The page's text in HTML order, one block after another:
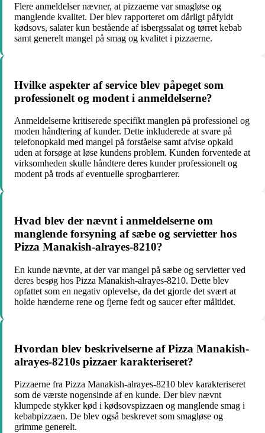
Flere anmeldelser nævner, at pizzaerne var smagløse og
manglende kvalitet. Der blev rapporteret om dårligt påfyldt
kødsovs, salater kun bestående af isbergssalat og tørret kebab
samt generelt mangel på smag og kvalitet i pizzaerne.
Hvilke aspekter af service blev påpeget som
professionelt og modent i anmeldelserne?
Anmeldelserne kritiserede specifikt manglen på professionel og
moden håndtering af kunder. Dette inkluderede at svare på
telefonopkald med mangel på forståelse samt afvise opkald
uden at forsøge at løse kundens problem. Kunden forventede at
virksomheden skulle håndtere deres kunder professionelt og
modent på trods af eventuelle sprogbarrierer.
Hvad blev der nævnt i anmeldelserne om
manglende forsyning af sæbe og servietter hos
Pizza Manakish-alrayes-8210?
En kunde nævnte, at der var mangel på sæbe og servietter ved
deres besøg hos Pizza Manakish-alrayes-8210. Dette blev
opfattet som en negativ oplevelse, da det gjorde det svært at
holde hænderne rene og fjerne fedt og saucer efter måltidet.
Hvordan blev beskrivelserne af Pizza Manakish-
alrayes-8210s pizzaer karakteriseret?
Pizzaerne fra Pizza Manakish-alrayes-8210 blev karakteriseret
som de værste nogensinde af en kunde. Der blev nævnt
klumpede stykker kød i kødsovspizzaen og manglende smag i
kebabpizzaen. De blev også beskrevet som smagløse og
grimme generelt.